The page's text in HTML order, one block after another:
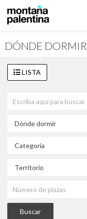
DÓNDE DORMIR
LISTA